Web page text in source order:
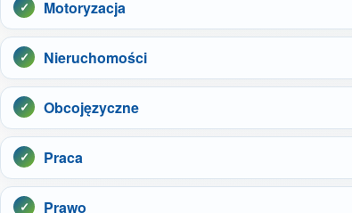
Motoryzacja
Nieruchomości
Obcojęzyczne
Praca
Prawo